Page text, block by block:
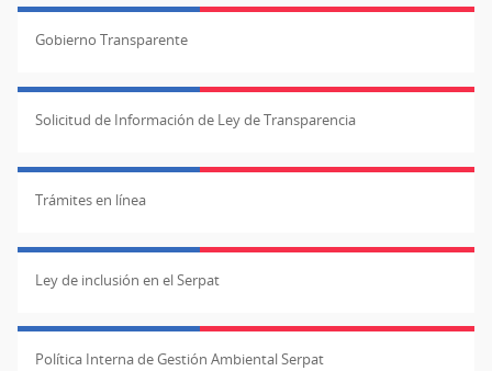
Gobierno Transparente
Solicitud de Información de Ley de Transparencia
Trámites en línea
Ley de inclusión en el Serpat
Política Interna de Gestión Ambiental Serpat